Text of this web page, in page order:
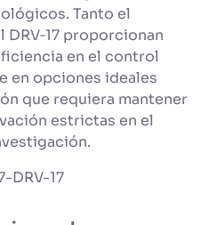
Tanto el
DRV‑17 proporcionan
en el control
en opciones ideales
que requiera mantener
estrictas en el
DRV-17